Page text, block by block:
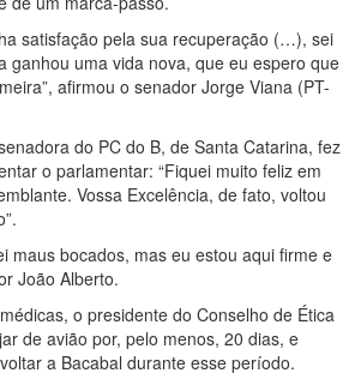
satisfação pela sua recuperação (…), sei
ganhou uma vida nova, que eu espero que
afirmou o senador Jorge Viana (PT-
do PC do B, de Santa Catarina, fez
o parlamentar: “Fiquei muito feliz em
Vossa Excelência, de fato, voltou
maus bocados, mas eu estou aqui firme e
João Alberto.
o presidente do Conselho de Ética
de avião por, pelo menos, 20 dias, e
a Bacabal durante esse período.